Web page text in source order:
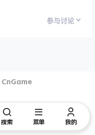
参与讨论
CnGame
搜索 菜单 我的